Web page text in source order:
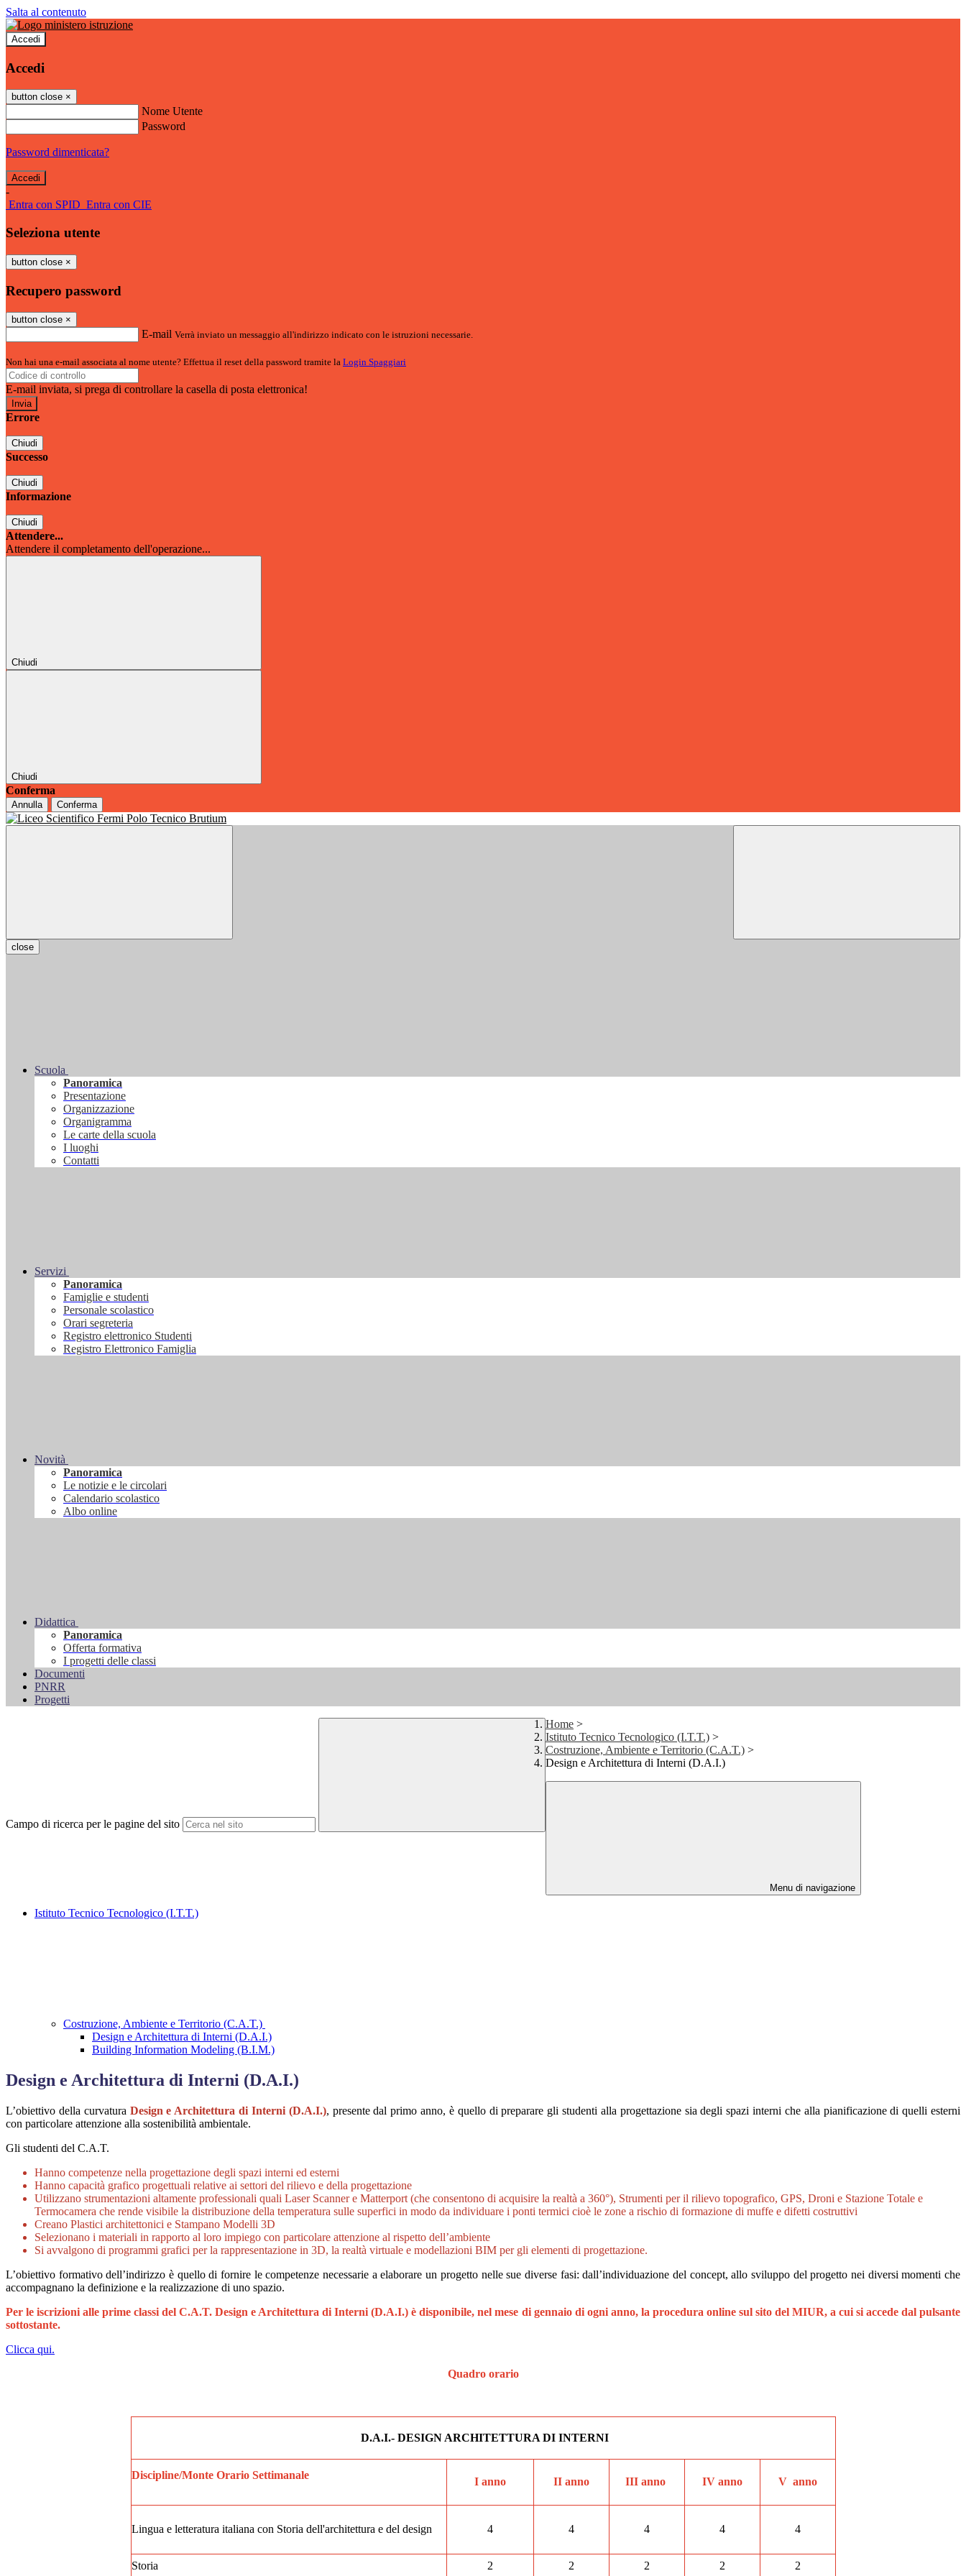
Salta al contenuto
Accedi
Accedi
button close ×
Nome Utente
Password
Password dimenticata?
-
Entra con SPID Entra con CIE
Seleziona utente
button close ×
Recupero password
button close ×
E-mail Verrà inviato un messaggio all'indirizzo indicato con le istruzioni necessarie.
Non hai una e-mail associata al nome utente? Effettua il reset della password tramite la Login Spaggiari
E-mail inviata, si prega di controllare la casella di posta elettronica!
Errore
Chiudi
Successo
Chiudi
Informazione
Chiudi
Attendere...
Attendere il completamento dell'operazione...
Chiudi
Chiudi
Conferma
Annulla Conferma
close
Scuola
Panoramica
Presentazione
Organizzazione
Organigramma
Le carte della scuola
I luoghi
Contatti
Servizi
Panoramica
Famiglie e studenti
Personale scolastico
Orari segreteria
Registro elettronico Studenti
Registro Elettronico Famiglia
Novità
Panoramica
Le notizie e le circolari
Calendario scolastico
Albo online
Didattica
Panoramica
Offerta formativa
I progetti delle classi
Documenti
PNRR
Progetti
Campo di ricerca per le pagine del sito
Home >
Istituto Tecnico Tecnologico (I.T.T.) >
Costruzione, Ambiente e Territorio (C.A.T.) >
Design e Architettura di Interni (D.A.I.)
Menu di navigazione
Istituto Tecnico Tecnologico (I.T.T.)
Costruzione, Ambiente e Territorio (C.A.T.)
Design e Architettura di Interni (D.A.I.)
Building Information Modeling (B.I.M.)
Design e Architettura di Interni (D.A.I.)
L’obiettivo della curvatura Design e Architettura di Interni (D.A.I.), presente dal primo anno, è quello di preparare gli studenti alla progettazione sia degli spazi interni che alla pianificazione di quelli esterni
con particolare attenzione alla sostenibilità ambientale.
Gli studenti del C.A.T.
Hanno competenze nella progettazione degli spazi interni ed esterni
Hanno capacità grafico progettuali relative ai settori del rilievo e della progettazione
Utilizzano strumentazioni altamente professionali quali Laser Scanner e Matterport (che consentono di acquisire la realtà a 360°), Strumenti per il rilievo topografico, GPS, Droni e Stazione Totale e
Termocamera che rende visibile la distribuzione della temperatura sulle superfici in modo da individuare i ponti termici cioè le zone a rischio di formazione di muffe e difetti costruttivi
Creano Plastici architettonici e Stampano Modelli 3D
Selezionano i materiali in rapporto al loro impiego con particolare attenzione al rispetto dell’ambiente
Si avvalgono di programmi grafici per la rappresentazione in 3D, la realtà virtuale e modellazioni BIM per gli elementi di progettazione.
L’obiettivo formativo dell’indirizzo è quello di fornire le competenze necessarie a elaborare un progetto nelle sue diverse fasi: dall’individuazione del concept, allo sviluppo del progetto nei diversi momenti che
accompagnano la definizione e la realizzazione di uno spazio.
Per le iscrizioni alle prime classi del C.A.T. Design e Architettura di Interni (D.A.I.) è disponibile, nel mese di gennaio di ogni anno, la procedura online sul sito del MIUR, a cui si accede dal pulsante
sottostante.
Clicca qui.
Quadro orario
D.A.I.- DESIGN ARCHITETTURA DI INTERNI
Discipline/Monte Orario Settimanale
I anno II anno III anno IV anno V anno
Lingua e letteratura italiana con Storia dell'architettura e del design 4 4 4 4 4
Storia 2 2 2 2 2